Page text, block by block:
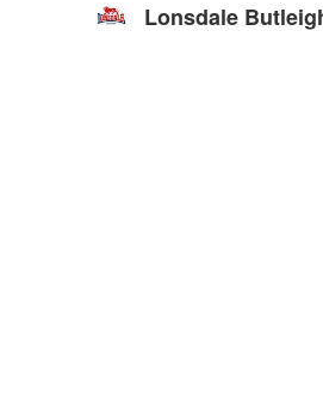
Lonsdale